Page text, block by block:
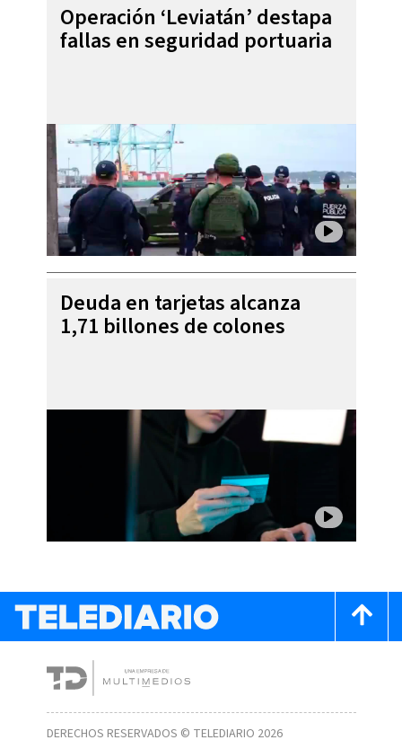
Operación ‘Leviatán’ destapa
fallas en seguridad portuaria
Deuda en tarjetas alcanza
1,71 billones de colones
DERECHOS RESERVADOS © TELEDIARIO 2026